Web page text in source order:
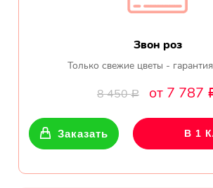
Звон роз
Только свежие цветы -
8 450Р от 7 787
Заказать В 1